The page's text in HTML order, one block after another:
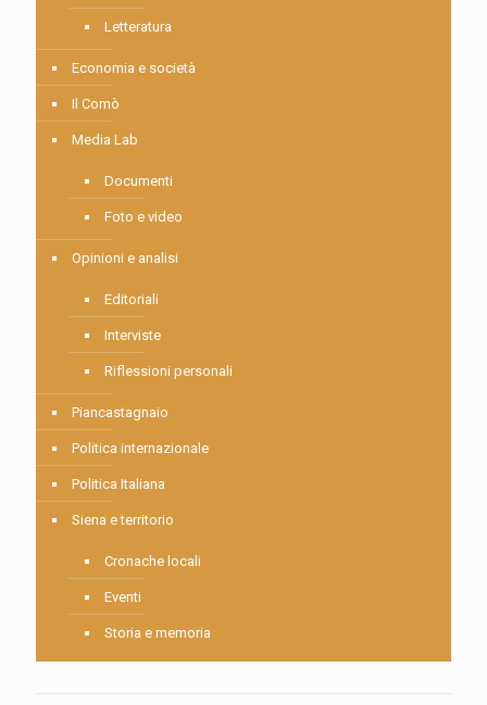
Letteratura
Economia e società
Il Comò
Media Lab
Documenti
Foto e video
Opinioni e analisi
Editoriali
Interviste
Riflessioni personali
Piancastagnaio
Politica internazionale
Politica Italiana
Siena e territorio
Cronache locali
Eventi
Storia e memoria